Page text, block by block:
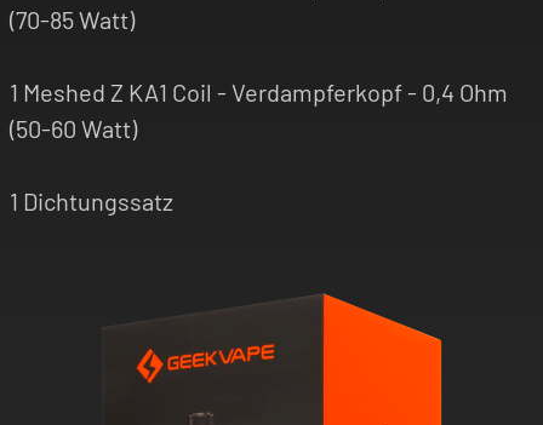
(70-85 Watt)
1 Meshed Z KA1 Coil - Verdampferkopf - 0,4 Ohm
(50-60 Watt)
1 Dichtungssatz